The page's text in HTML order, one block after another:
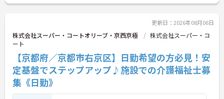
修から国家資格である介護福祉士まで、現場での実
◆法人独自の介護技術認定制度「ケアマイスター」
により、身につけたスキルを5段階でしっかり評価
月1回の上司との面談があり、一人ひとりの不安や
目標に寄り添う手厚いフォロー体制が整っていま
す。
更新日：2026年08月06日
株式会社スーパー・コートオリーブ・京西京極
株式会社スーパー・コ
ート
【京都府／京都市右京区】日勤希望の方必見！安
定基盤でステップアップ♪施設での介護福祉士募
集《日勤》